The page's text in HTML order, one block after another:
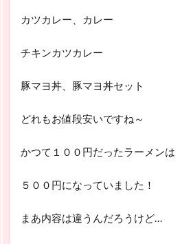
カツカレー、カレー
チキンカツカレー
豚マヨ丼、豚マヨ丼セット
どれもお値段安いですね～
かつて１００円だったラーメンは
５００円になっていました！
まあ内容は違うんだろうけど…